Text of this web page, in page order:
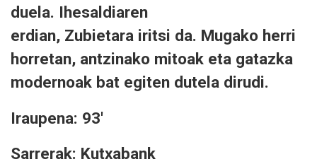
duela. Ihesaldiaren
erdian, Zubietara iritsi da. Mugako herri
horretan, antzinako mitoak eta gatazka
modernoak bat egiten dutela dirudi.
Iraupena: 93'
Sarrerak: Kutxabank